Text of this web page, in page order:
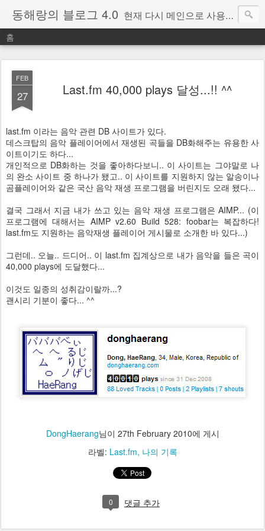
동해랑의 블로그 4.0 현재 다시 메인으로 사용중인 블로그.
홈
FEB
27 Last.fm 40,000 plays 달성...!! ^^
last.fm 이라는 음악 관련 DB 사이트가 있다.
데스크탑의 음악 플레이어에서 재생된 곡들을 DB화해주는 유용한 사
이트이기도 하다...
개인적으로 DB화하는 것을 좋아하다보니.. 이 사이트는 그야말로 나
의 완소 사이트 중 하나가 됐고.. 이 사이트를 지원하지 않는 알송이나
곰플레이어와 같은 국산 음악 재생 프로그램을 버린지도 오래 됐다...
결국 그래서 지금 내가 쓰고 있는 음악 재생 프로그램은 AIMP... (이
프로그램에 대해서는 AIMP v2.60 Build 528: foobar는 복잡하다!
last.fm도 지원하는 음악재생 플레이어 게시물로 소개한 바 있다...)
그런데.. 오늘.. 드디어.. 이 last.fm 집계상으로 내가 음악을 들은 곡이
40,000 plays에 도달했다...
이것도 일종의 성취감이랄까...?
괜시리 기분이 좋다... ^^
DongHaerang님이 27th February 2010에 게시
라벨: Last.fm 나의 기록
0 댓글 추가